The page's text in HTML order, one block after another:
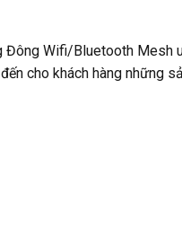
Đông Wifi/Bluetooth Mesh
cho khách hàng những